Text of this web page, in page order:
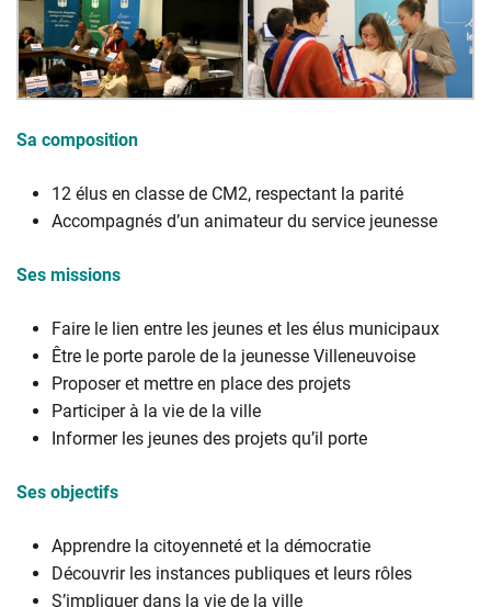
Sa composition
12 élus en classe de CM2, respectant la parité
Accompagnés d’un animateur du service jeunesse
Ses missions
Faire le lien entre les jeunes et les élus municipaux
Être le porte parole de la jeunesse Villeneuvoise
Proposer et mettre en place des projets
Participer à la vie de la ville
Informer les jeunes des projets qu’il porte
Ses objectifs
Apprendre la citoyenneté et la démocratie
Découvrir les instances publiques et leurs rôles
S’impliquer dans la vie de la ville